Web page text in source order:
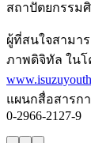
สถาปัตยกรรม
ผู้ที่สนใจสามา
ภาพดิจิทัล ในโ
แผนกสื่อสารก
0-2966-2127-9